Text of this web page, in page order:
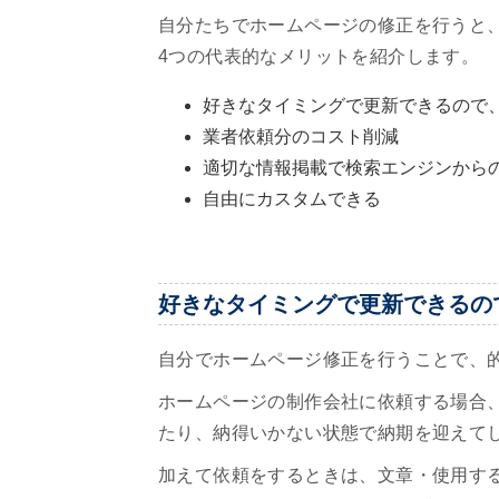
自分たちでホームページの修正を行うと
4つの代表的なメリットを紹介します。
好きなタイミングで更新できるので
業者依頼分のコスト削減
適切な情報掲載で検索エンジンから
自由にカスタムできる
好きなタイミングで更新できる
自分でホームページ修正を行うことで
ホームページの制作会社に依頼する場合
たり、納得いかない状態で納期を迎えて
加えて依頼をするときは、文章・使用す